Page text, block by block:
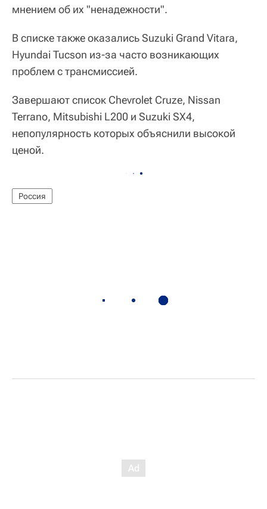
мнением об их "ненадежности".
В списке также оказались Suzuki Grand Vitara,
Hyundai Tucson из-за часто возникающих
проблем с трансмиссией.
Завершают список Chevrolet Cruze, Nissan
Terrano, Mitsubishi L200 и Suzuki SX4,
непопулярность которых объяснили высокой
ценой.
Россия